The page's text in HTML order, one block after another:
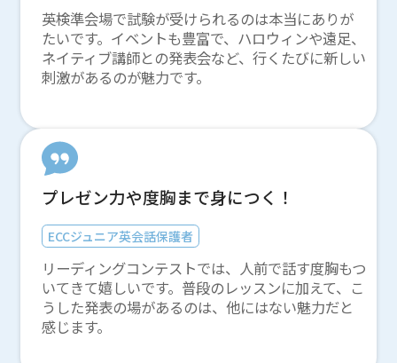
英検準会場で試験が受けられるのは本当にありが
たいです。イベントも豊富で、ハロウィンや遠足、
ネイティブ講師との発表会など、行くたびに新しい
刺激があるのが魅力です。
プレゼン力や度胸まで身につく！
ECCジュニア英会話保護者
リーディングコンテストでは、人前で話す度胸もつ
いてきて嬉しいです。普段のレッスンに加えて、こ
うした発表の場があるのは、他にはない魅力だと
感じます。